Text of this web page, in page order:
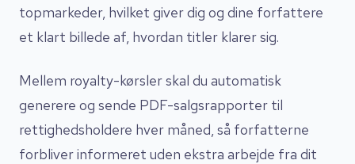
topmarkeder, hvilket giver dig og dine forfattere
et klart billede af, hvordan titler klarer sig.
Mellem royalty-kørsler skal du automatisk
generere og sende PDF-salgsrapporter til
rettighedsholdere hver måned, så forfatterne
forbliver informeret uden ekstra arbejde fra dit